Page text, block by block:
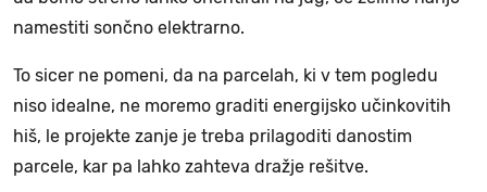
namestiti sončno elektrarno.
To sicer ne pomeni, da na parcelah, ki v tem pogledu
niso idealne, ne moremo graditi energijsko učinkovitih
hiš, le projekte zanje je treba prilagoditi danostim
parcele, kar pa lahko zahteva dražje rešitve.